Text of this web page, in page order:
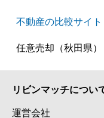
不動産の比較サイ
任意売却（秋田県）
リビンマッチについ
運営会社